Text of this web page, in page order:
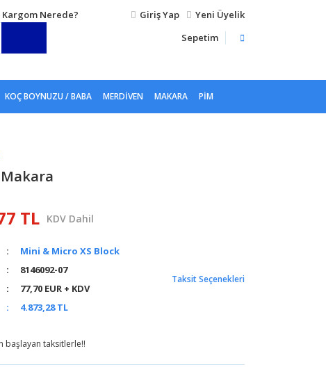
Kargom Nerede? Giriş Yap
Yeni Üyelik
Sepetim
KOÇ BOYNUZU / BABA MERDIVEN MAKARA PIM
TL KDV Dahil
Mini & Micro XS Block
8146092-07
77,70 EUR + KDV
4.873,28 TL
Taksit Seçenekleri
başlayan taksitlerle!!